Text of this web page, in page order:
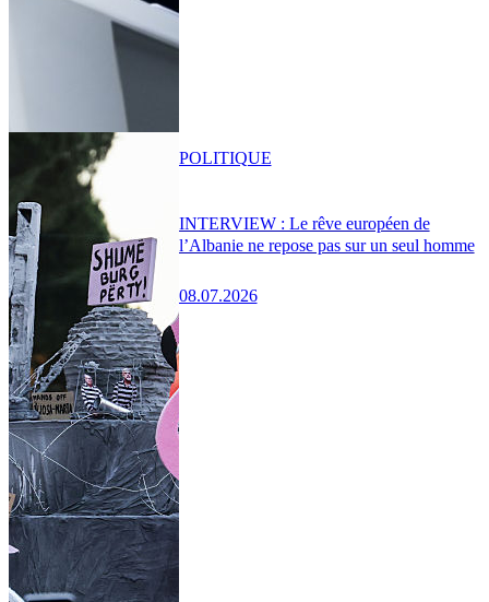
INTERVIEW : Le rêve européen de
l’Albanie ne repose pas sur un seul homme
08.07.2026
POLITIQUE